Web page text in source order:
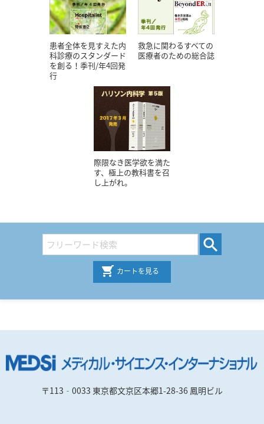
患者全体を見すえた内
科診療のスタンダード
を創る！季刊/年4回発
行
救急に関わるすべての
医療者のための総合誌
際限なき医学欲を満た
す、極上の教科書を召
し上がれ。
カートを見る
〒113‐0033 東京都文京区本郷1-28-36 鳳明ビル